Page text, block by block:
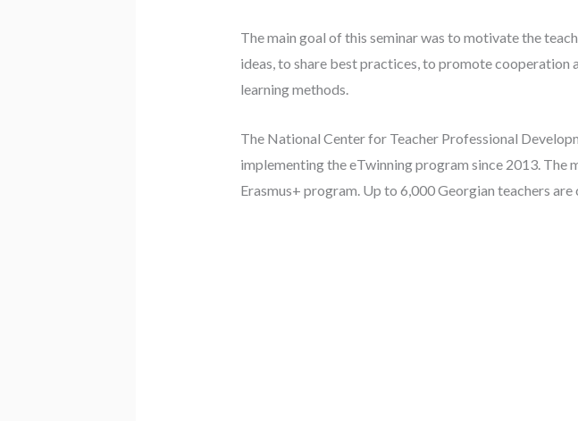
The main goal of this seminar was to motivate the
ideas, to share best practices, to promote
learning methods.
The National Center for Teacher Professional
implementing the eTwinning program since 2013.
Erasmus+ program. Up to 6,000 Georgian teachers